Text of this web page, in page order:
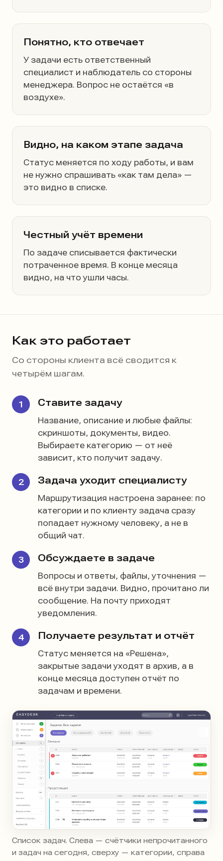
Понятно, кто отвечает
У задачи есть ответственный
специалист и наблюдатель со стороны
менеджера. Вопрос не остаётся «в
воздухе».
Видно, на каком этапе задача
Статус меняется по ходу работы, и вам
не нужно спрашивать «как там дела» —
это видно в списке.
Честный учёт времени
По задаче списывается фактически
потраченное время. В конце месяца
видно, на что ушли часы.
Как это работает
Со стороны клиента всё сводится к
четырём шагам.
Ставите задачу
Название, описание и любые файлы:
скриншоты, документы, видео.
Выбираете категорию — от неё
зависит, кто получит задачу.
Задача уходит специалисту
Маршрутизация настроена заранее: по
категории и по клиенту задача сразу
попадает нужному человеку, а не в
общий чат.
Обсуждаете в задаче
Вопросы и ответы, файлы, уточнения —
всё внутри задачи. Видно, прочитано ли
сообщение. На почту приходят
уведомления.
Получаете результат и отчёт
Статус меняется на «Решена»,
закрытые задачи уходят в архив, а в
конце месяца доступен отчёт по
задачам и времени.
Список задач. Слева — счётчики непрочитанного
и задач на сегодня, сверху — категории, справа